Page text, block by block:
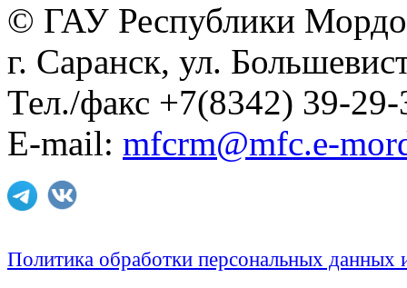
© ГАУ Республики
г. Саранск, ул.
Тел./факс +7(8342) 39-29-
E-mail: mfcrm@mfc.e-
Политика обработки персональных